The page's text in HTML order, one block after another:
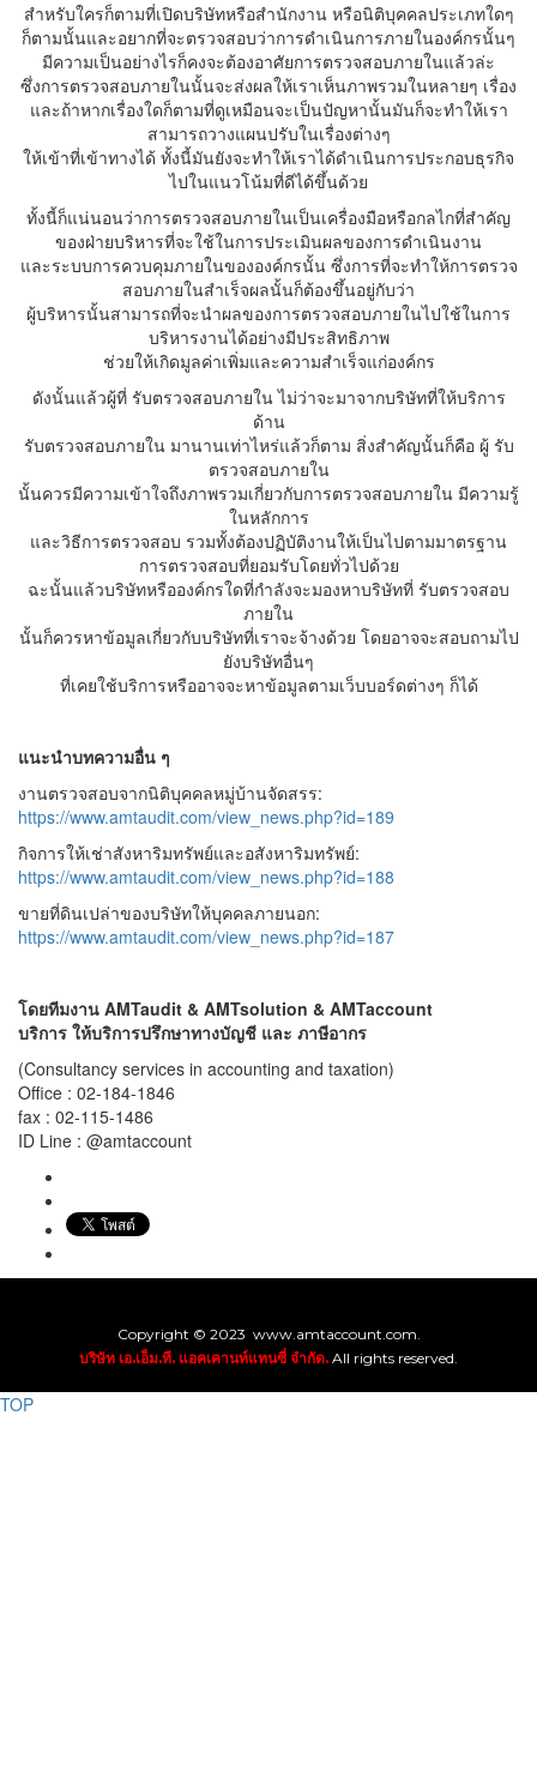
สำหรับใครก็ตามที่เปิดบริษัทหรือสำนักงาน หรือนิติบุคคลประเภทใดๆ
ก็ตามนั้นและอยากที่จะตรวจสอบว่าการดำเนินการภายในองค์กรนั้นๆ
มีความเป็นอย่างไรก็คงจะต้องอาศัยการตรวจสอบภายในแล้วล่ะ
ซึ่งการตรวจสอบภายในนั้นจะส่งผลให้เราเห็นภาพรวมในหลายๆ เรื่อง
และถ้าหากเรื่องใดก็ตามที่ดูเหมือนจะเป็นปัญหานั้นมันก็จะทำให้เรา
สามารถวางแผนปรับในเรื่องต่างๆ
ให้เข้าที่เข้าทางได้ ทั้งนี้มันยังจะทำให้เราได้ดำเนินการประกอบธุรกิจ
ไปในแนวโน้มที่ดีได้ขึ้นด้วย
ทั้งนี้ก็แน่นอนว่าการตรวจสอบภายในเป็นเครื่องมือหรือกลไกที่สำคัญ
ของฝ่ายบริหารที่จะใช้ในการประเมินผลของการดำเนินงาน
และระบบการควบคุมภายในขององค์กรนั้น ซึ่งการที่จะทำให้การตรวจ
สอบภายในสำเร็จผลนั้นก็ต้องขึ้นอยู่กับว่า
ผู้บริหารนั้นสามารถที่จะนำผลของการตรวจสอบภายในไปใช้ในการ
บริหารงานได้อย่างมีประสิทธิภาพ
ช่วยให้เกิดมูลค่าเพิ่มและความสำเร็จแก่องค์กร
ดังนั้นแล้วผู้ที่ รับตรวจสอบภายใน ไม่ว่าจะมาจากบริษัทที่ให้บริการ
ด้าน
รับตรวจสอบภายใน มานานเท่าไหร่แล้วก็ตาม สิ่งสำคัญนั้นก็คือ ผู้ รับ
ตรวจสอบภายใน
นั้นควรมีความเข้าใจถึงภาพรวมเกี่ยวกับการตรวจสอบภายใน มีความรู้
ในหลักการ
และวิธีการตรวจสอบ รวมทั้งต้องปฏิบัติงานให้เป็นไปตามมาตรฐาน
การตรวจสอบที่ยอมรับโดยทั่วไปด้วย
ฉะนั้นแล้วบริษัทหรือองค์กรใดที่กำลังจะมองหาบริษัทที่ รับตรวจสอบ
ภายใน
นั้นก็ควรหาข้อมูลเกี่ยวกับบริษัทที่เราจะจ้างด้วย โดยอาจจะสอบถามไป
ยังบริษัทอื่นๆ
ที่เคยใช้บริการหรืออาจจะหาข้อมูลตามเว็บบอร์ดต่างๆ ก็ได้
แนะนำบทความอื่น ๆ
งานตรวจสอบจากนิติบุคคลหมู่บ้านจัดสรร:
https://www.amtaudit.com/view_news.php?id=189
กิจการให้เช่าสังหาริมทรัพย์และอสังหาริมทรัพย์:
https://www.amtaudit.com/view_news.php?id=188
ขายที่ดินเปล่าของบริษัทให้บุคคลภายนอก:
https://www.amtaudit.com/view_news.php?id=187
โดยทีมงาน AMTaudit & AMTsolution & AMTaccount
บริการ ให้บริการปรึกษาทางบัญชี และ ภาษีอากร
(Consultancy services in accounting and taxation)
Office : 02-184-1846
fax : 02-115-1486
ID Line : @amtaccount
Copyright © 2023 www.amtaccount.com.
บริษัท เอ.เอ็ม.ที. แอคเคานท์แทนซี่ จำกัด. All rights reserved.
TOP